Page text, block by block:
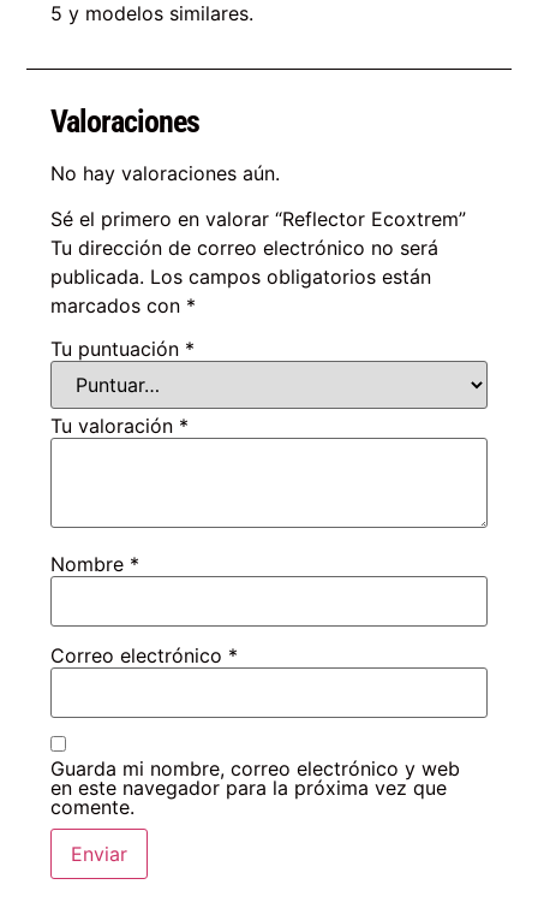
5 y modelos similares.
Valoraciones
No hay valoraciones aún.
Sé el primero en valorar “Reflector Ecoxtrem”
Tu dirección de correo electrónico no será
publicada. Los campos obligatorios están
marcados con *
Tu puntuación *
Tu valoración *
Nombre *
Correo electrónico *
Guarda mi nombre, correo electrónico y web
en este navegador para la próxima vez que
comente.